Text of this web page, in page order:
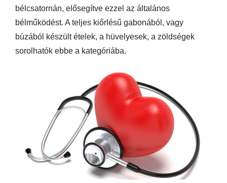
bélcsatornán, elősegítve ezzel az általános
bélműködést. A teljes kiőrlésű gabonából, vagy
búzából készült ételek, a hüvelyesek, a zöldségek
sorolhatók ebbe a kategóriába.